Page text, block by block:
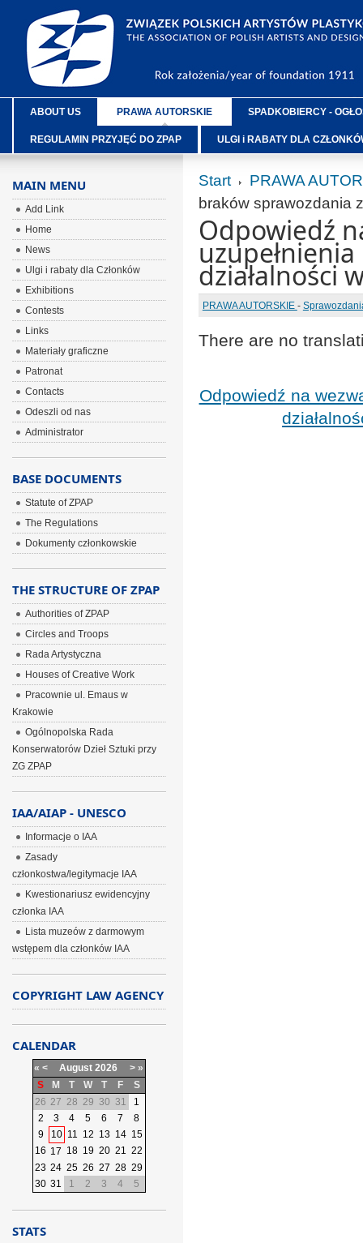
ABOUT US PRAWA AUTORSKIE SPADKOBIERCY -
REGULAMIN PRZYJĘĆ DO ZPAP ULGI i RABATY DLA
Start
PRAWA
braków sprawozdania
Odpowiedź
działalności
PRAWA AUTORSKIE -
There are no
Odpowiedź na
MAIN MENU
Add Link
Home
News
Ulgi i rabaty dla Członków
Exhibitions
Contests
Links
Materiały graficzne
Patronat
Contacts
Odeszli od nas
Administrator
BASE DOCUMENTS
Statute of ZPAP
The Regulations
Dokumenty członkowskie
THE STRUCTURE OF ZPAP
Authorities of ZPAP
Circles and Troops
Rada Artystyczna
Houses of Creative Work
Pracownie ul. Emaus w
Krakowie
Ogólnopolska Rada
Konserwatorów Dzieł Sztuki przy
ZG ZPAP
IAA/AIAP - UNESCO
Informacje o IAA
Zasady
członkostwa/legitymacje IAA
Kwestionariusz ewidencyjny
członka IAA
Lista muzeów z darmowym
wstępem dla członków IAA
COPYRIGHT LAW AGENCY
CALENDAR
« < August 2026 > »
S
M T W T F
S
26 27 28 29 30 31
1
2
3 4 5 6 7
8
9
10 11 12 13 14 15
16 17 18 19 20 21 22
23 24 25 26 27 28 29
30 31 1 2 3 4 5
STATS